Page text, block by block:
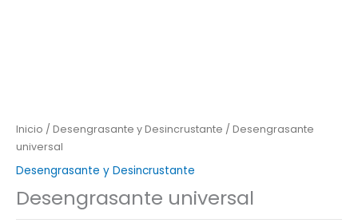
Inicio / Desengrasante y Desincrustante / Desengrasante
universal
Desengrasante y Desincrustante
Desengrasante universal